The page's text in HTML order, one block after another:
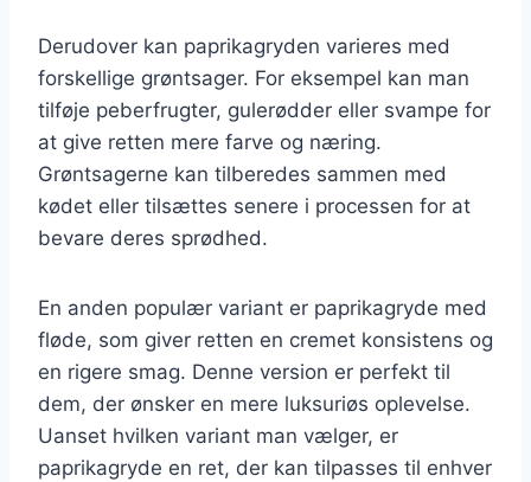
Derudover kan paprikagryden varieres med
forskellige grøntsager. For eksempel kan man
tilføje peberfrugter, gulerødder eller svampe for
at give retten mere farve og næring.
Grøntsagerne kan tilberedes sammen med
kødet eller tilsættes senere i processen for at
bevare deres sprødhed.
En anden populær variant er paprikagryde med
fløde, som giver retten en cremet konsistens og
en rigere smag. Denne version er perfekt til
dem, der ønsker en mere luksuriøs oplevelse.
Uanset hvilken variant man vælger, er
paprikagryde en ret, der kan tilpasses til enhver